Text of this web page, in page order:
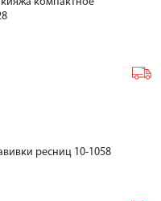
ресниц 10-1058